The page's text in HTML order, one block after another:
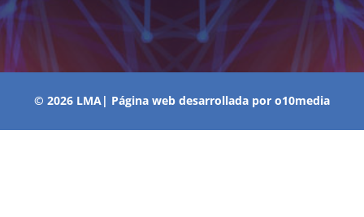
© 2026 LMA| Página web desarrollada por o10media